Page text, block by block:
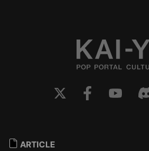
ARTICLE